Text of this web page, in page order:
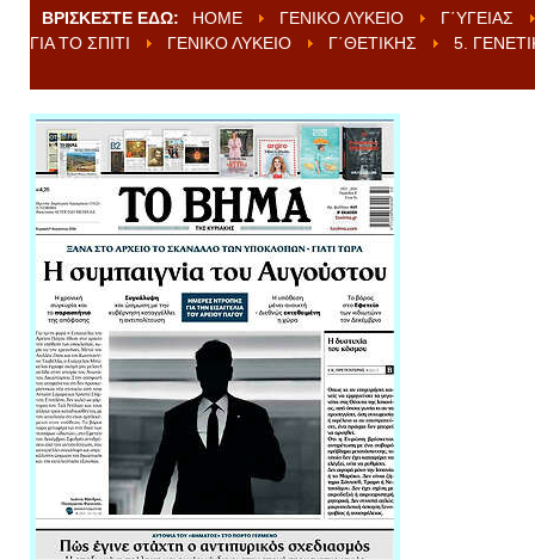
ΒΡΊΣΚΕΣΤΕ ΕΔΏ: HOME ΓΕΝΙΚΌ ΛΎΚΕΙΟ
Γ΄ΥΓΕΊΑΣ
ΓΙΑ ΤΟ ΣΠΊΤΙ
ΓΕΝΙΚΌ ΛΎΚΕΙΟ Γ΄ΘΕΤΙΚΉΣ 5.